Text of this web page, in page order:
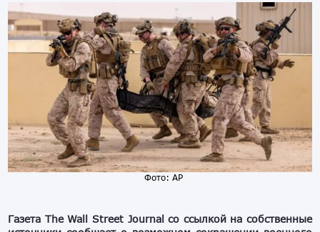
Фото: АР
Газета The Wall Street Journal со ссылкой на собственные